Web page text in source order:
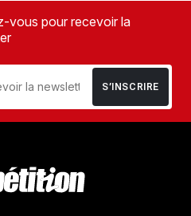
vous pour recevoir la
S’INSCRIRE